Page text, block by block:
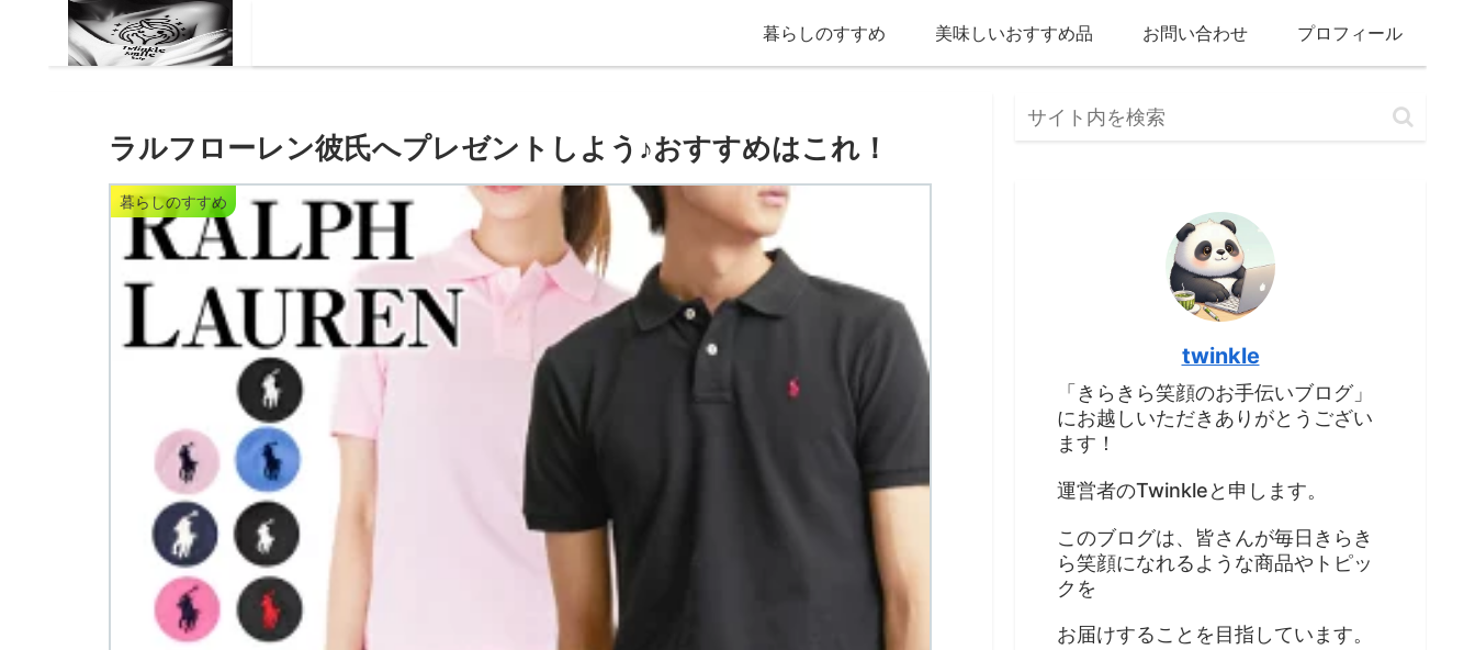
暮らしのすすめ 美味しいおすすめ品 お問い合わせ プロフィール
ラルフローレン彼氏へプレゼントしよう♪おすすめはこれ！
暮らしのすすめ
twinkle
「きらきら笑顔のお手伝いブログ」
にお越しいただきありがとうござい
ます！
運営者のTwinkleと申します。
このブログは、皆さんが毎日きらき
ら笑顔になれるような商品やトピッ
クを
お届けすることを目指しています。